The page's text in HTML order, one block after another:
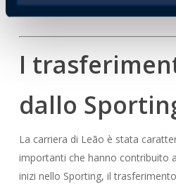
un elemento centrale nella
I
dallo
La carriera di Leão è stata
importanti che hanno contribuito
inizi nello Sporting, il